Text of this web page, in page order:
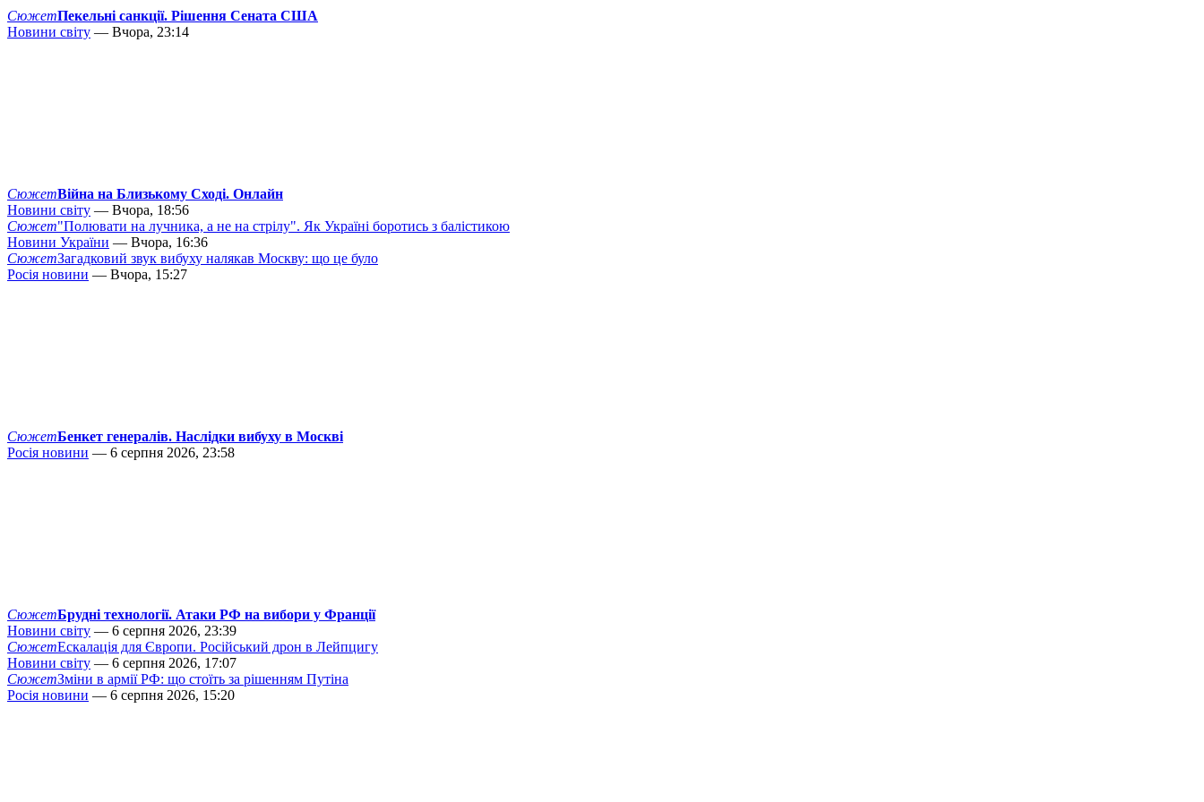
СюжетПекельні санкції. Рішення Сената США
Новини світу — Вчора, 23:14
СюжетВійна на Близькому Сході. Онлайн
Новини світу — Вчора, 18:56
Сюжет"Полювати на лучника, а не на стрілу". Як Україні боротись з балістикою
Новини України — Вчора, 16:36
СюжетЗагадковий звук вибуху налякав Москву: що це було
Росія новини — Вчора, 15:27
СюжетБенкет генералів. Наслідки вибуху в Москві
Росія новини — 6 серпня 2026, 23:58
СюжетБрудні технології. Атаки РФ на вибори у Франції
Новини світу — 6 серпня 2026, 23:39
СюжетЕскалація для Європи. Російський дрон в Лейпцигу
Новини світу — 6 серпня 2026, 17:07
СюжетЗміни в армії РФ: що стоїть за рішенням Путіна
Росія новини — 6 серпня 2026, 15:20